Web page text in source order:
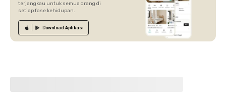
terjangkau untuk semua orang di
setiap fase kehidupan.
Download Aplikasi